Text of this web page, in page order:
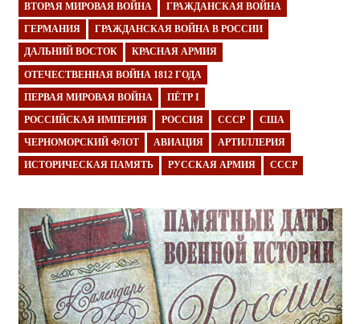
ВТОРАЯ МИРОВАЯ ВОЙНА ГРАЖДАНСКАЯ ВОЙНА
ГЕРМАНИЯ ГРАЖДАНСКАЯ ВОЙНА В РОССИИ
ДАЛЬНИЙ ВОСТОК КРАСНАЯ АРМИЯ
ОТЕЧЕСТВЕННАЯ ВОЙНА 1812 ГОДА
ПЕРВАЯ МИРОВАЯ ВОЙНА ПЁТР I
РОССИЙСКАЯ ИМПЕРИЯ РОССИЯ СССР США
ЧЕРНОМОРСКИЙ ФЛОТ АВИАЦИЯ АРТИЛЛЕРИЯ
ИСТОРИЧЕСКАЯ ПАМЯТЬ РУССКАЯ АРМИЯ СССР